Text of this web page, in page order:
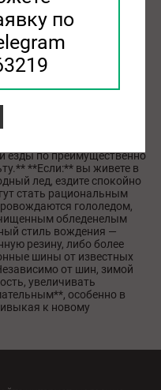
Wi-G** или **Ovation
на: * **Индексы
они соответствуют
Ищите свежие шины
овале четырьмя цифрами
я неделя 2023 года). *
мнения других
или тематических
типа автомобиля. *
на фоне трех
шины. ### Итог
— это бюджетное
езды по преимущественно
**Если:** вы живете в
лед, ездите спокойно
стать рациональным
гололедом,
обледенелым
стиль вождения —
резину, либо более
шины от известных
от шин, зимой
увеличивать
особенно в
к новому
по